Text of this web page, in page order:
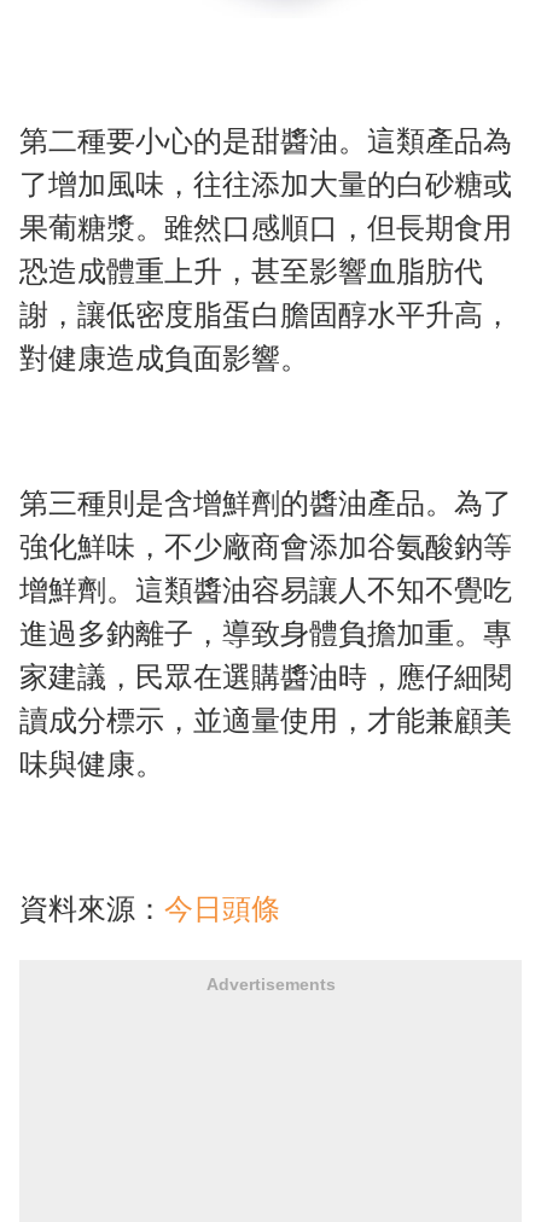
第二種要小心的是甜醬油。這類產品為
了增加風味，往往添加大量的白砂糖或
果葡糖漿。雖然口感順口，但長期食用
恐造成體重上升，甚至影響血脂肪代
謝，讓低密度脂蛋白膽固醇水平升高，
對健康造成負面影響。
第三種則是含增鮮劑的醬油產品。為了
強化鮮味，不少廠商會添加谷氨酸鈉等
增鮮劑。這類醬油容易讓人不知不覺吃
進過多鈉離子，導致身體負擔加重。專
家建議，民眾在選購醬油時，應仔細閱
讀成分標示，並適量使用，才能兼顧美
味與健康。
資料來源： 今日頭條
Advertisements